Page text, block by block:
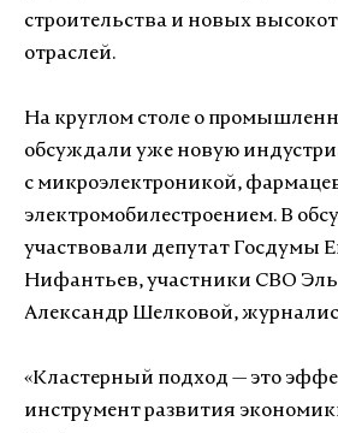
строительства и новых
отраслей.
На круглом столе о
обсуждали уже новую
с микроэлектроникой,
электромобилестроением. В
участвовали депутат Госдумы
Нифантьев, участники СВО
Александр Шелковой,
«Кластерный подход — это
инструмент развития